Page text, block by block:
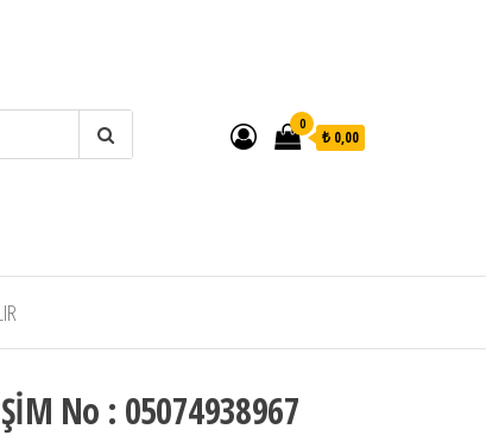
0
₺ 0,00
No : 05074938967